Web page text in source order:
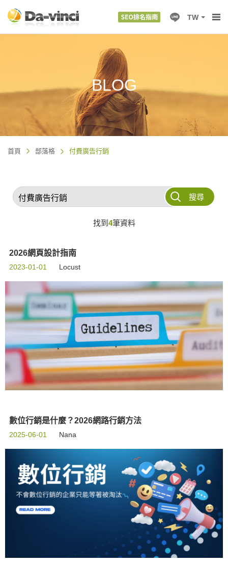
TW
BLOG
首頁 部落格 付費廣告行銷
搜尋
找到 4筆資料
2026網頁設計指南
2023-01-01 Locust
數位行銷是什麼？2026網路行銷方法
2025-06-01 Nana